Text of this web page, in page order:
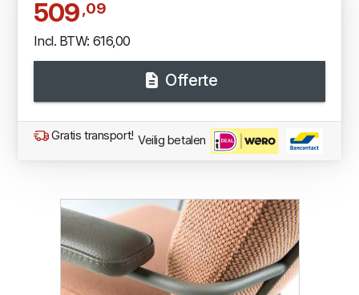
509,09
Incl. BTW: 616,00
Offerte
Gratis transport! Veilig betalen